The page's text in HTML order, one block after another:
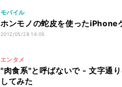
モバイル
ホンモノの蛇皮を使った
2012/05/28 14:05
エンタメ
"肉食系"と呼ばないで - 文字通
してみた